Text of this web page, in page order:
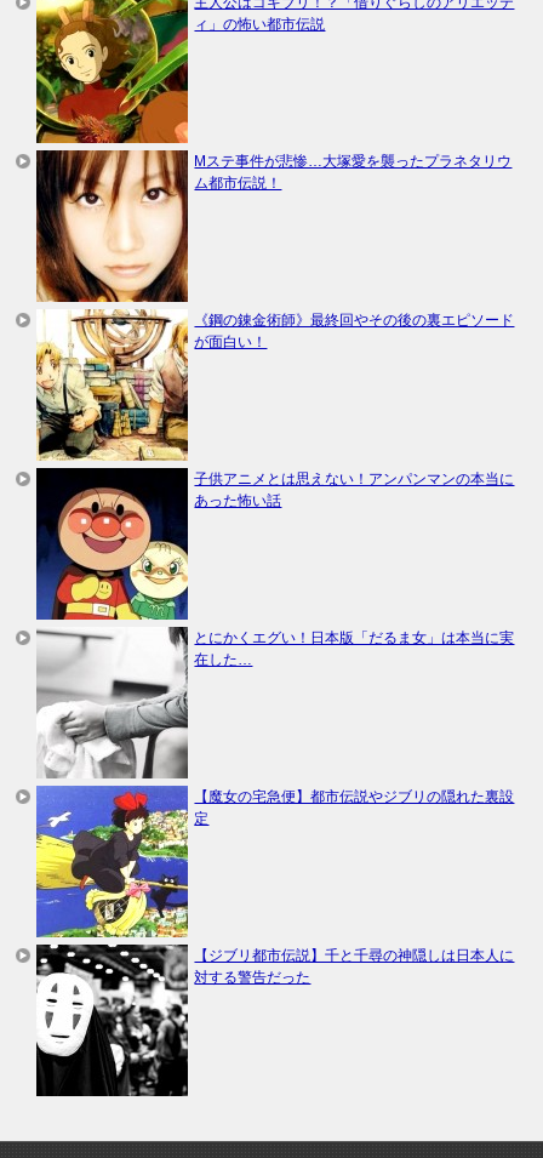
ィ」の怖い都市伝説
Mステ事件が悲惨…大塚愛を襲ったプラネタリウ
ム都市伝説！
《鋼の錬金術師》最終回やその後の裏エピソード
が面白い！
子供アニメとは思えない！アンパンマンの本当に
あった怖い話
とにかくエグい！日本版「だるま女」は本当に実
在した…
【魔女の宅急便】都市伝説やジブリの隠れた裏設
定
【ジブリ都市伝説】千と千尋の神隠しは日本人に
対する警告だった